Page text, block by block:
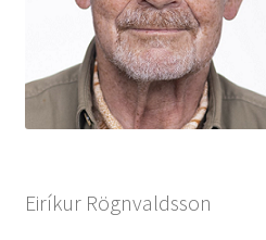
Eiríkur Rögnvaldsson